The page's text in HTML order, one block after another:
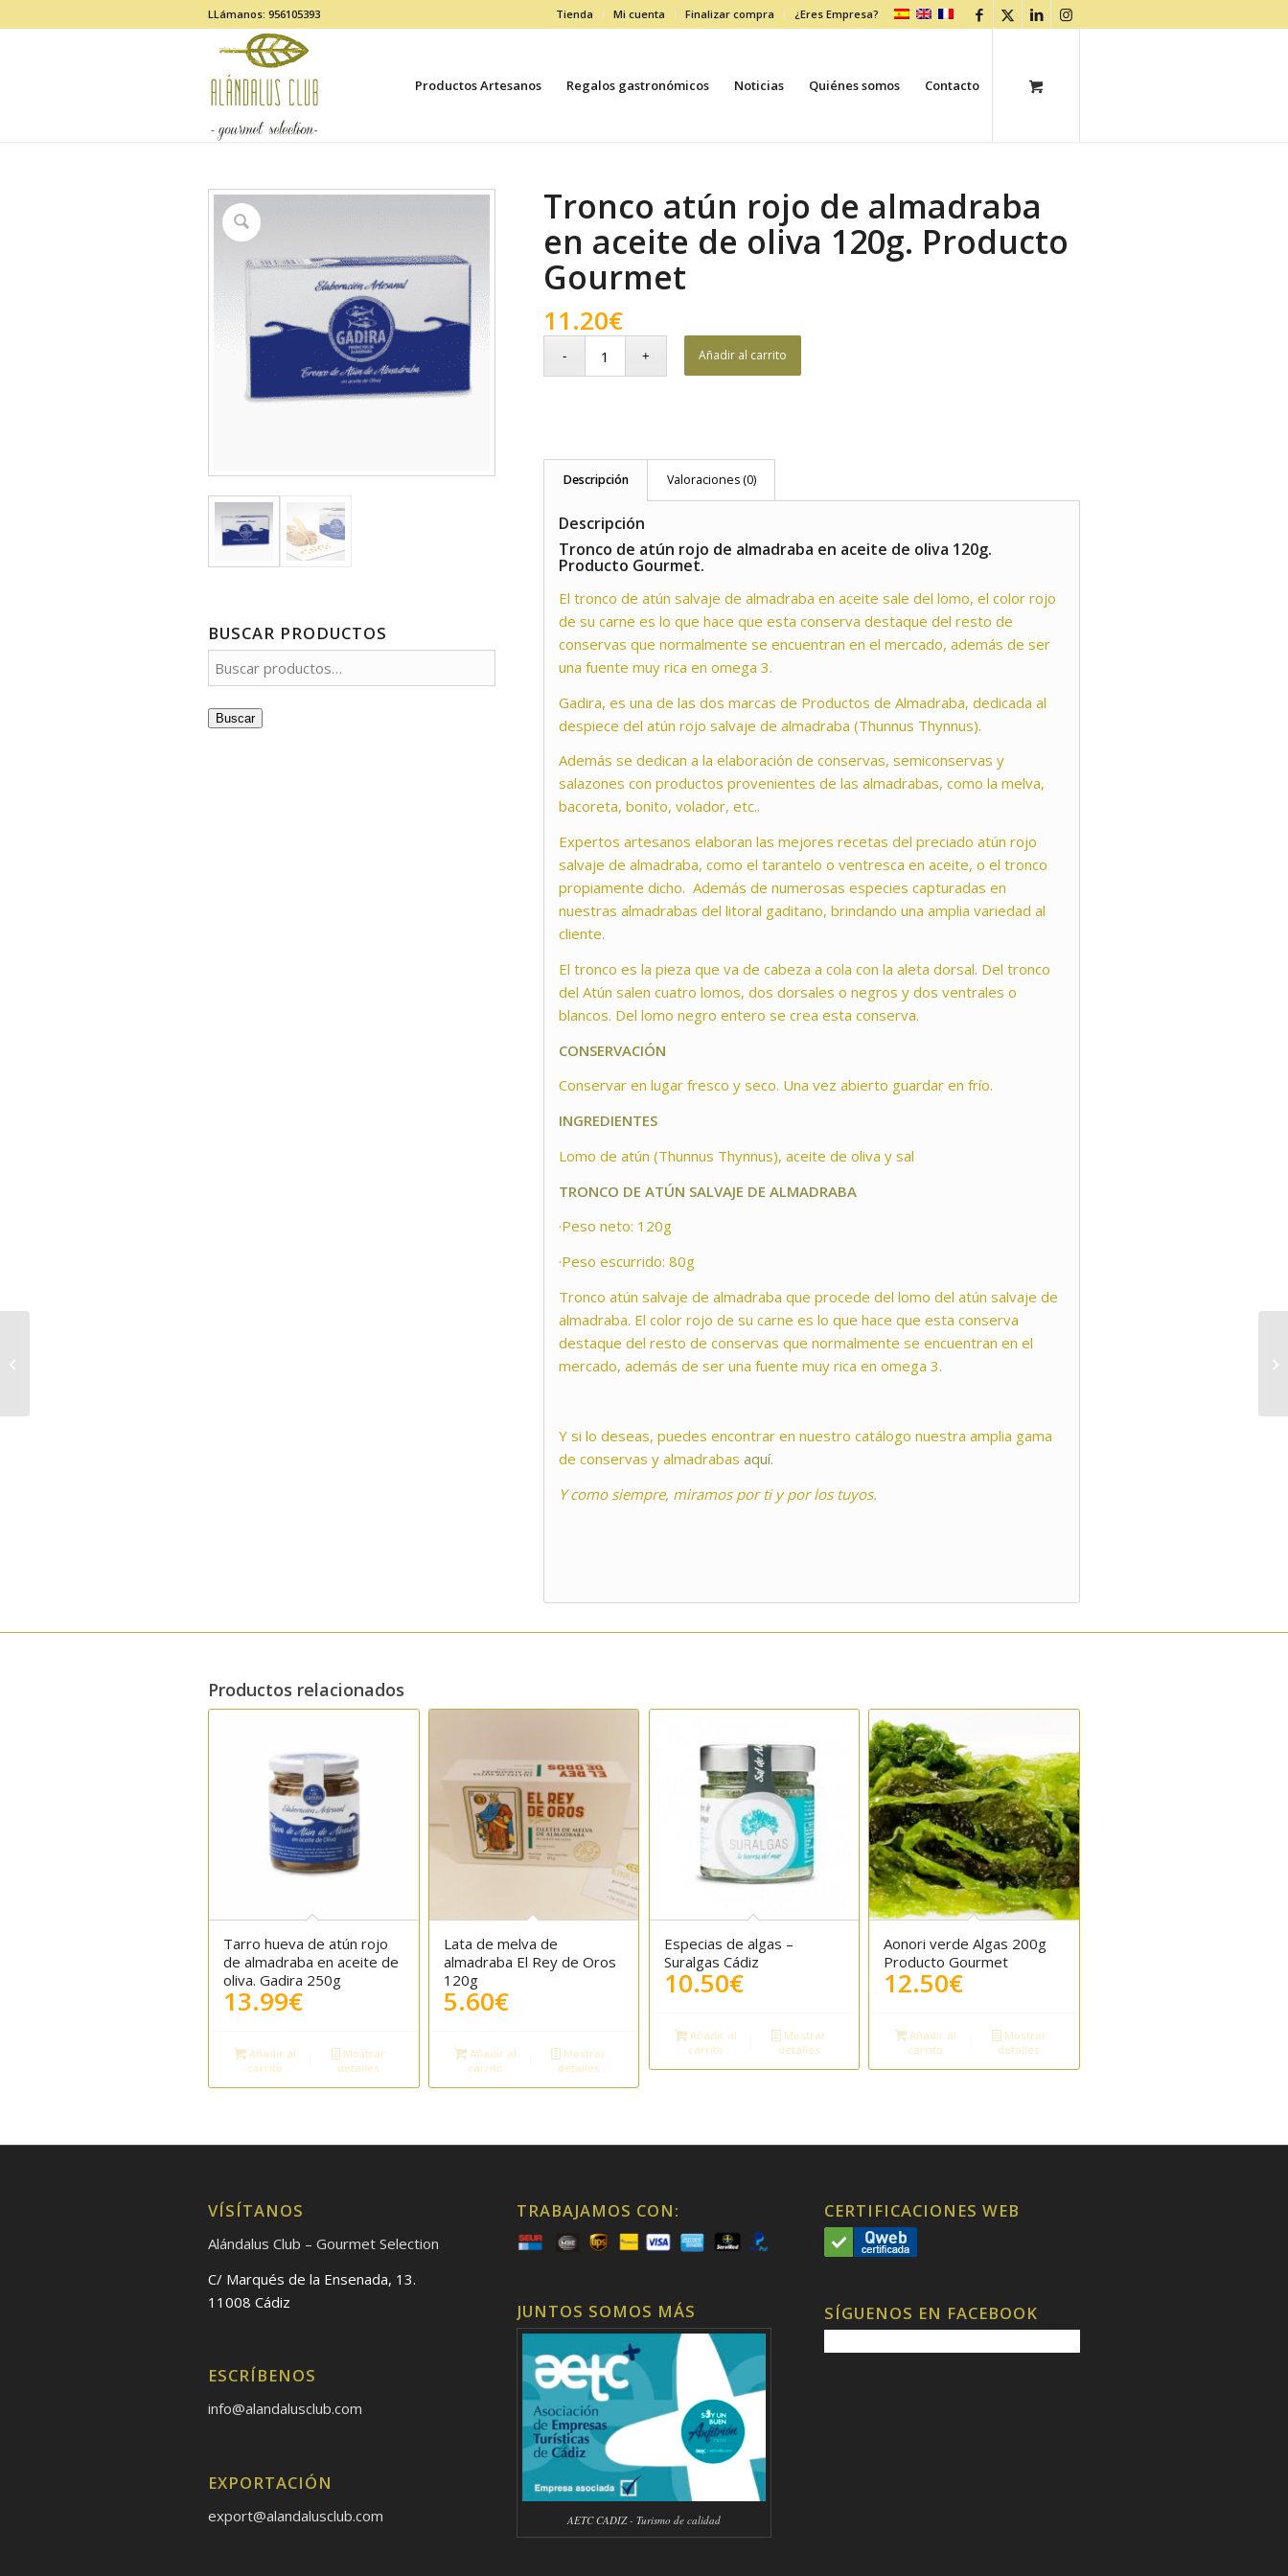
Tienda Mi cuenta Finalizar compra ¿Eres Empresa?
LLámanos: 956105393
Productos Artesanos Regalos gastronómicos Noticias Quiénes somos Contacto
BUSCAR PRODUCTOS
Buscar
Tronco atún rojo de almadraba
en aceite de oliva 120g. Producto
Gourmet
11.20€
Añadir al carrito
Descripción Valoraciones (0)
Descripción
Tronco de atún rojo de almadraba en aceite de oliva 120g.
Producto Gourmet.
El tronco de atún salvaje de almadraba en aceite sale del lomo, el color rojo
de su carne es lo que hace que esta conserva destaque del resto de
conservas que normalmente se encuentran en el mercado, además de ser
una fuente muy rica en omega 3.
Gadira, es una de las dos marcas de Productos de Almadraba, dedicada al
despiece del atún rojo salvaje de almadraba (Thunnus Thynnus).
Además se dedican a la elaboración de conservas, semiconservas y
salazones con productos provenientes de las almadrabas, como la melva,
bacoreta, bonito, volador, etc..
Expertos artesanos elaboran las mejores recetas del preciado atún rojo
salvaje de almadraba, como el tarantelo o ventresca en aceite, o el tronco
propiamente dicho. Además de numerosas especies capturadas en
nuestras almadrabas del litoral gaditano, brindando una amplia variedad al
cliente.
El tronco es la pieza que va de cabeza a cola con la aleta dorsal. Del tronco
del Atún salen cuatro lomos, dos dorsales o negros y dos ventrales o
blancos. Del lomo negro entero se crea esta conserva.
CONSERVACIÓN
Conservar en lugar fresco y seco. Una vez abierto guardar en frío.
INGREDIENTES
Lomo de atún (Thunnus Thynnus), aceite de oliva y sal
TRONCO DE ATÚN SALVAJE DE ALMADRABA
·Peso neto: 120g
·Peso escurrido: 80g
Tronco atún salvaje de almadraba que procede del lomo del atún salvaje de
almadraba. El color rojo de su carne es lo que hace que esta conserva
destaque del resto de conservas que normalmente se encuentran en el
mercado, además de ser una fuente muy rica en omega 3.
Y si lo deseas, puedes encontrar en nuestro catálogo nuestra amplia gama
de conservas y almadrabasaquí.
Y como siempre, miramos por ti y por los tuyos.
Productos relacionados
5.00
Tarro hueva de atún rojo
de almadraba en aceite de
oliva. Gadira 250g
13.99€
Añadir al
carrito
Mostrar
detalles
Lata de melva de
almadraba El Rey de Oros
120g
5.60€
Añadir al
carrito
Mostrar
detalles
5.00
Especias de algas –
Suralgas Cádiz
10.50€
Añadir al
carrito
Mostrar
detalles
5.00
Aonori verde Algas 200g
Producto Gourmet
12.50€
Añadir al
carrito
Mostrar
detalles
VÍSÍTANOS
Alándalus Club – Gourmet Selection
C/ Marqués de la Ensenada, 13.
11008 Cádiz
ESCRÍBENOS
info@alandalusclub.com
EXPORTACIÓN
export@alandalusclub.com
TRABAJAMOS CON:
JUNTOS SOMOS MÁS
AETC CADIZ - Turismo de calidad
CERTIFICACIONES WEB
SÍGUENOS EN FACEBOOK